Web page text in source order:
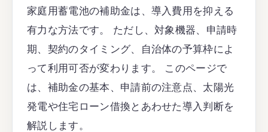
家庭用蓄電池の補助金は、導入費用を抑える
有力な方法です。 ただし、対象機器、申請時
期、契約のタイミング、自治体の予算枠によ
って利用可否が変わります。 このページで
は、補助金の基本、申請前の注意点、太陽光
発電や住宅ローン借換とあわせた導入判断を
解説します。